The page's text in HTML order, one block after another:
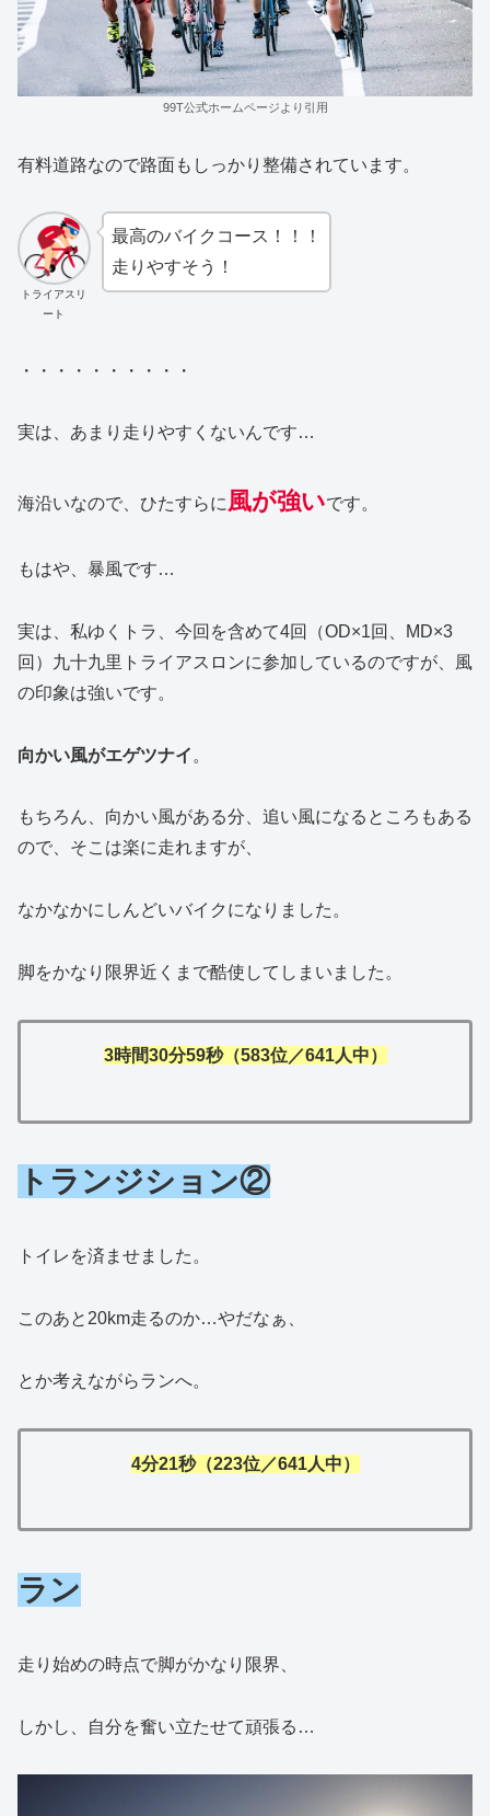
99T公式ホームページより引用
有料道路なので路面もしっかり整備されています。
トライアスリ
ート
最高のバイクコース！！！
走りやすそう！
・・・・・・・・・・
実は、あまり走りやすくないんです…
海沿いなので、ひたすらに風が強いです。
もはや、暴風です…
実は、私ゆくトラ、今回を含めて4回（OD×1回、MD×3
回）九十九里トライアスロンに参加しているのですが、風
の印象は強いです。
向かい風がエゲツナイ 。
もちろん、向かい風がある分、追い風になるところもある
ので、そこは楽に走れますが、
なかなかにしんどいバイクになりました。
脚をかなり限界近くまで酷使してしまいました。
3時間30分59秒（583位／641人中）
トランジション②
トイレを済ませました。
このあと20km走るのか…やだなぁ、
とか考えながらランへ。
4分21秒（223位／641人中）
ラン
走り始めの時点で脚がかなり限界、
しかし、自分を奮い立たせて頑張る…